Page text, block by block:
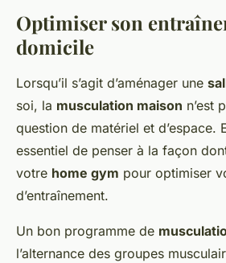
Optimiser son
domicile
Lorsqu’il s’agit d’aménager une
soi, la musculation maison n’est
question de matériel et d’espace.
essentiel de penser à la façon
votre home gym pour optimiser
d’entraînement.
Un bon programme de
l’alternance des groupes